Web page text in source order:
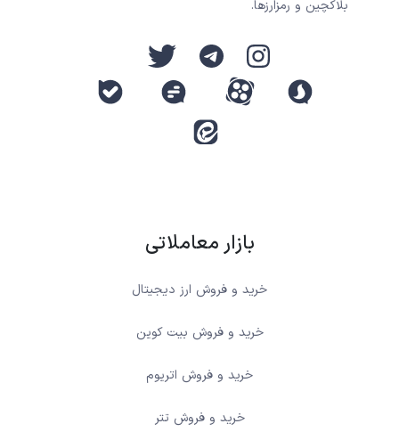
بلاکچین و رمزارزها.
بازار معاملاتی
خرید و فروش ارز دیجیتال
خرید و فروش بیت کوین
خرید و فروش اتریوم
خرید و فروش تتر